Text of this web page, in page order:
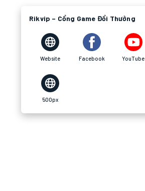
Rikvip – Cổng Game Đổi Thưởng
Website Facebook YouTube
500px